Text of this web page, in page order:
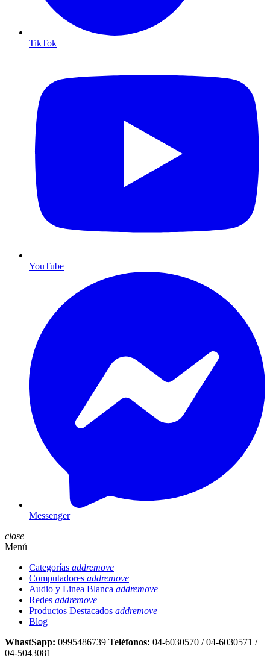
TikTok
YouTube
Messenger
close
Menú
Categorías addremove
Computadores addremove
Audio y Linea Blanca addremove
Redes addremove
Productos Destacados addremove
Blog
WhastSapp: 0995486739 Teléfonos: 04-6030570 / 04-6030571 /
04-5043081